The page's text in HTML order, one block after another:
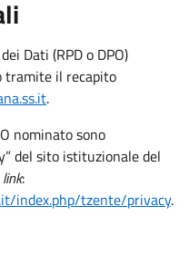
Dati (RPD o DPO)
tramite il recapito
.
nominato sono
del sito istituzionale del
link:
index.php/tzente/privacy.